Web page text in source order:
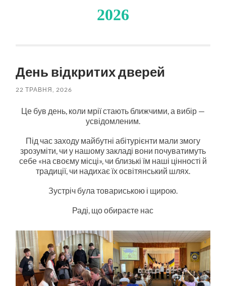
2026
День відкритих дверей
22 ТРАВНЯ, 2026
Це був день, коли мрії стають ближчими, а вибір —
усвідомленим.
Під час заходу майбутні абітурієнти мали змогу
зрозуміти, чи у нашому закладі вони почуватимуть
себе «на своєму місці», чи близькі їм наші цінності й
традиції, чи надихає їх освітянський шлях.
Зустріч була товариською і щирою.
Раді, що обираєте нас